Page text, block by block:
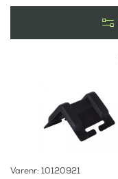
Varenr: 10120921